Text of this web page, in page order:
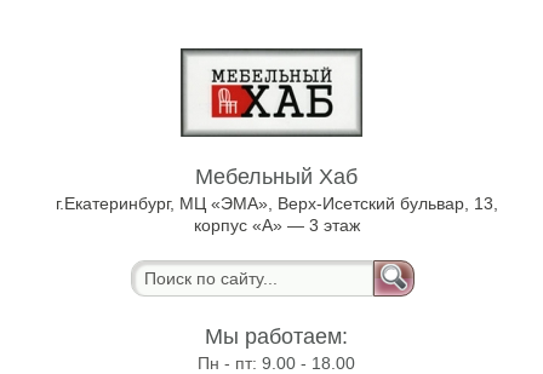
Мебельный Хаб
г.Екатеринбург, МЦ «ЭМА», Верх-Исетский бульвар, 13,
корпус «А» — 3 этаж
Мы работаем:
Пн - пт:9.00 - 18.00